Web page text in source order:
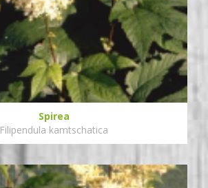
Spirea
Filipendula kamtschatica